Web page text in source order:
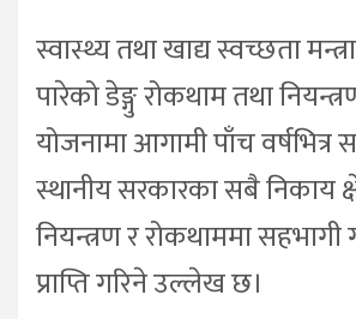
स्वास्थ्य तथा खाद्य स्वच्छता
पारेको डेङ्गु रोकथाम तथा
योजनामा आगामी पाँच वर्षभित्र
स्थानीय सरकारका सबै निकाय
नियन्त्रण र रोकथाममा सहभागी
प्राप्ति गरिने उल्लेख छ।